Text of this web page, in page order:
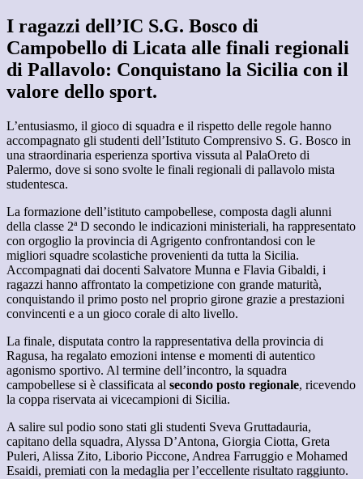
I ragazzi dell’IC S.G. Bosco di
Campobello di Licata alle finali regionali
di Pallavolo: Conquistano la Sicilia con il
valore dello sport.
L’entusiasmo, il gioco di squadra e il rispetto delle regole hanno
accompagnato gli studenti dell’Istituto Comprensivo S. G. Bosco in
una straordinaria esperienza sportiva vissuta al PalaOreto di
Palermo, dove si sono svolte le finali regionali di pallavolo mista
studentesca.
La formazione dell’istituto campobellese, composta dagli alunni
della classe 2ª D secondo le indicazioni ministeriali, ha rappresentato
con orgoglio la provincia di Agrigento confrontandosi con le
migliori squadre scolastiche provenienti da tutta la Sicilia.
Accompagnati dai docenti Salvatore Munna e Flavia Gibaldi, i
ragazzi hanno affrontato la competizione con grande maturità,
conquistando il primo posto nel proprio girone grazie a prestazioni
convincenti e a un gioco corale di alto livello.
La finale, disputata contro la rappresentativa della provincia di
Ragusa, ha regalato emozioni intense e momenti di autentico
agonismo sportivo. Al termine dell’incontro, la squadra
campobellese si è classificata al secondo posto regionale, ricevendo
la coppa riservata ai vicecampioni di Sicilia.
A salire sul podio sono stati gli studenti Sveva Gruttadauria,
capitano della squadra, Alyssa D’Antona, Giorgia Ciotta, Greta
Puleri, Alissa Zito, Liborio Piccone, Andrea Farruggio e Mohamed
Esaidi, premiati con la medaglia per l’eccellente risultato raggiunto.